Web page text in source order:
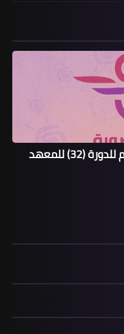
مديرية التطوع تفتح باب التقديم للدورة (32) للمعهد